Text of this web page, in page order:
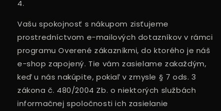
Vašu spokojnosť s nákupom zisťujeme
prostredníctvom e-mailových dotazníkov v rámci
programu Overené zákazníkmi, do ktorého je náš
e-shop zapojený. Tie vám zasielame zakaždým,
keď u nás nakúpite, pokiaľ v zmysle § 7 ods. 3
zákona č. 480/2004 Zb. o niektorých službách
informačnej spoločnosti ich zasielanie